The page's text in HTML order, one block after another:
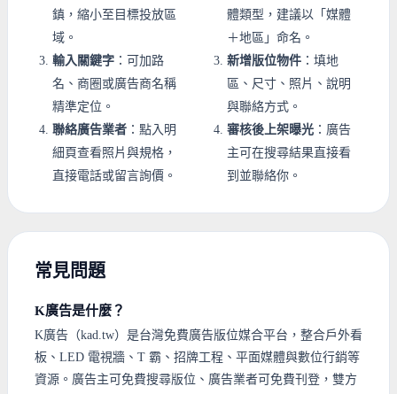
鎮，縮小至目標投放區
域。
輸入關鍵字 ：可加路
名、商圈或廣告商名稱
精準定位。
聯絡廣告業者 ：點入明
細頁查看照片與規格，
直接電話或留言詢價。
體類型，建議以「媒體
＋地區」命名。
新增版位物件 ：填地
區、尺寸、照片、說明
與聯絡方式。
審核後上架曝光 ：廣告
主可在搜尋結果直接看
到並聯絡你。
常見問題
K廣告是什麼？
K廣告（kad.tw）是台灣免費廣告版位媒合平台，整合戶外看
板、LED 電視牆、T 霸、招牌工程、平面媒體與數位行銷等
資源。廣告主可免費搜尋版位、廣告業者可免費刊登，雙方